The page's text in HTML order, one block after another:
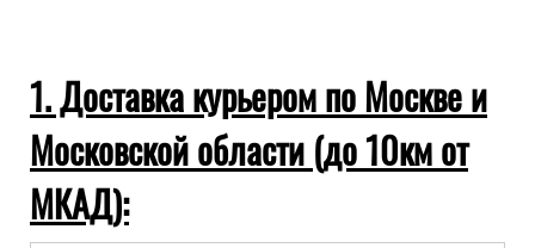
1. Доставка курьером по Москве и
Московской области (до 10км от
МКАД):